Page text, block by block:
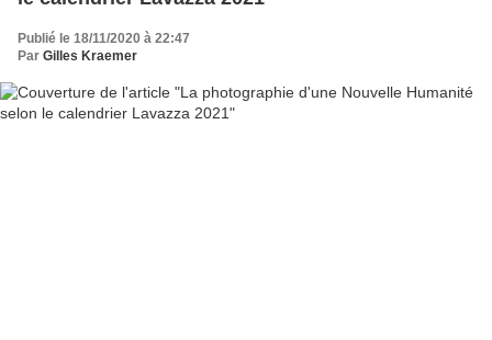
Publié le 18/11/2020 à 22:47
Par Gilles Kraemer